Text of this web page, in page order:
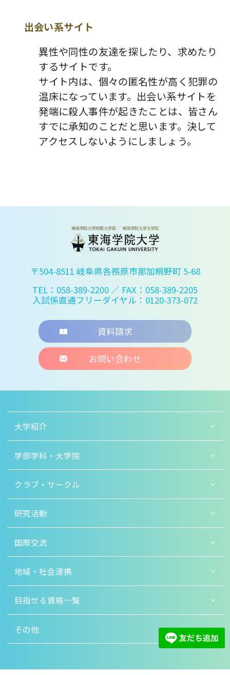
出会い系サイト
異性や同性の友達を探したり、求めたり
するサイトです。
サイト内は、個々の匿名性が高く犯罪の
温床になっています。出会い系サイトを
発端に殺人事件が起きたことは、皆さん
すでに承知のことだと思います。決して
アクセスしないようにしましょう。
〒504-8511 岐阜県各務原市那加桐野町 5-68
TEL：058-389-2200 ／ FAX：058-389-2205
入試係直通フリーダイヤル：0120-373-072
資料請求
お問い合わせ
大学紹介
学部学科・大学院
クラブ・サークル
研究活動
国際交流
地域・社会連携
目指せる資格一覧
その他